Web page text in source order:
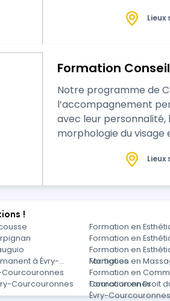
Lieux
Formation
Notre programme de
l’accompagnement
avec leur personnalité, leur morphologie et
morphologie du visage
Lieux
!
Formation en
Formation en
Formation en
Martigues
à Évry-
Formation en
Courcouronnes
Formation en
Courcouronnes
Courcouronnes
Formation en Droit
Évry-Courcouronnes